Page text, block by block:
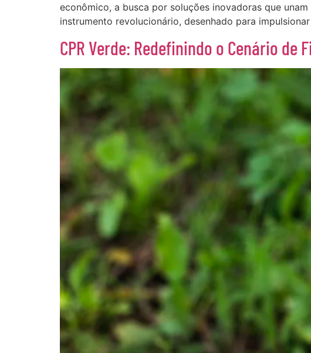
econômico, a busca por soluções inovadoras que
instrumento revolucionário, desenhado para
CPR Verde: Redefinindo o Cenário